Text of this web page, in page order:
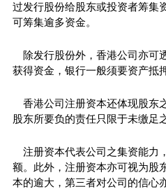
过发行股份给股东或投资者筹集
可筹集逾多资金。
除发行股份外，香港公司亦可
获得资金，银行一般须要资产抵
香港公司注册资本还体现股东
股东所要负的责任只限于未缴足
注册资本代表公司之集资能力
额。此外，注册资本亦可视为股
本的逾大，第三者对公司的信心